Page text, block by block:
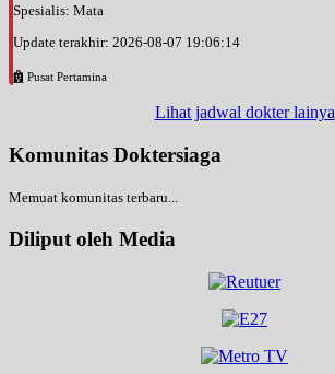
Spesialis: Mata
Update terakhir: 2026-08-07 19:06:14
Pusat Pertamina
Lihat jadwal dokter lainya
Komunitas Doktersiaga
Memuat komunitas terbaru...
Diliput oleh Media